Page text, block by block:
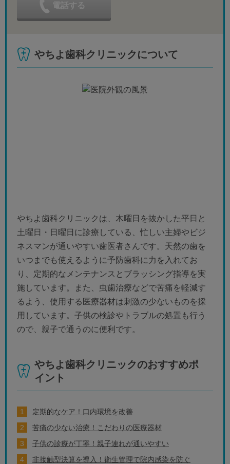
電話する
やちよ歯科クリニックについて
やちよ歯科クリニックは、木曜日を抜かした平日と
土曜日・日曜日に診療している、忙しい主婦やビジ
ネスマンが通いやすい歯医者さんです。天然の歯を
いつまでも使えるように予防歯科に力を入れてお
り、定期的なメンテナンスとブラッシング指導を実
施しています。また、虫歯治療などで苦痛を軽減す
るよう、使用する医療器材は刺激の少ないものを採
用しています。子供の検診やトラブルの処置も行う
ので、親子で通うのに便利です。
やちよ歯科クリニックのおすすめポ
イント
定期的なケア！口内環境を改善
苦痛の少ない治療！こだわりの医療器材
子供の診療が丁寧！親子連れが通いやすい
非接触型決算を導入！衛生管理で院内感染を防ぐ